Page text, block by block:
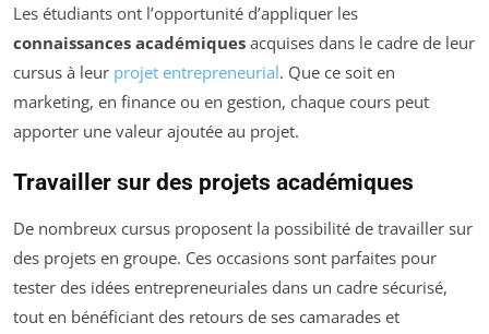
Les étudiants ont l’opportunité d’appliquer les
connaissances académiques acquises dans le cadre de leur
cursus à leur projet entrepreneurial. Que ce soit en
marketing, en finance ou en gestion, chaque cours peut
apporter une valeur ajoutée au projet.
Travailler sur des projets académiques
De nombreux cursus proposent la possibilité de travailler sur
des projets en groupe. Ces occasions sont parfaites pour
tester des idées entrepreneuriales dans un cadre sécurisé,
tout en bénéficiant des retours de ses camarades et